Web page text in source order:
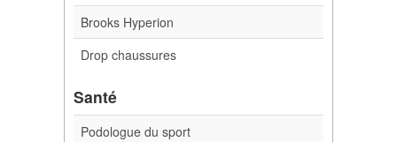
Brooks Hyperion
Drop chaussures
Santé
Podologue du sport